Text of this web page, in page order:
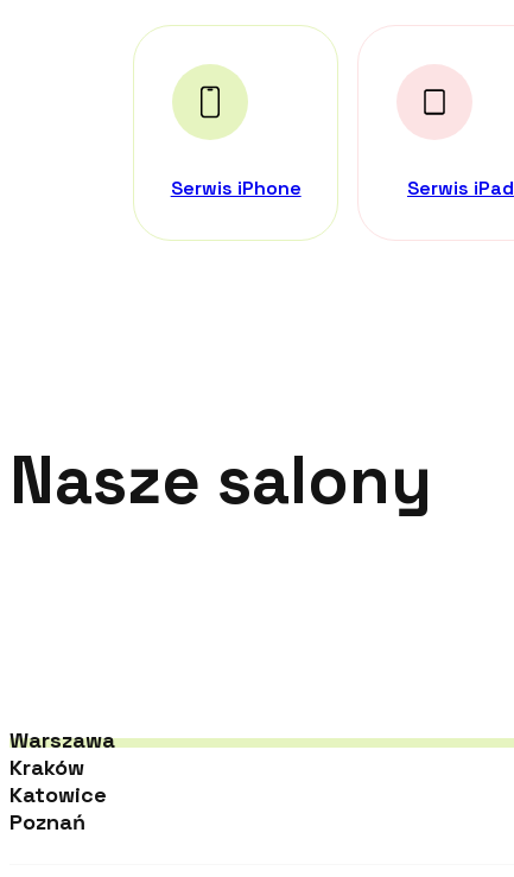
Serwis iPhone Serwis iPad
Nasze salony
Warszawa
Kraków
Katowice
Poznań